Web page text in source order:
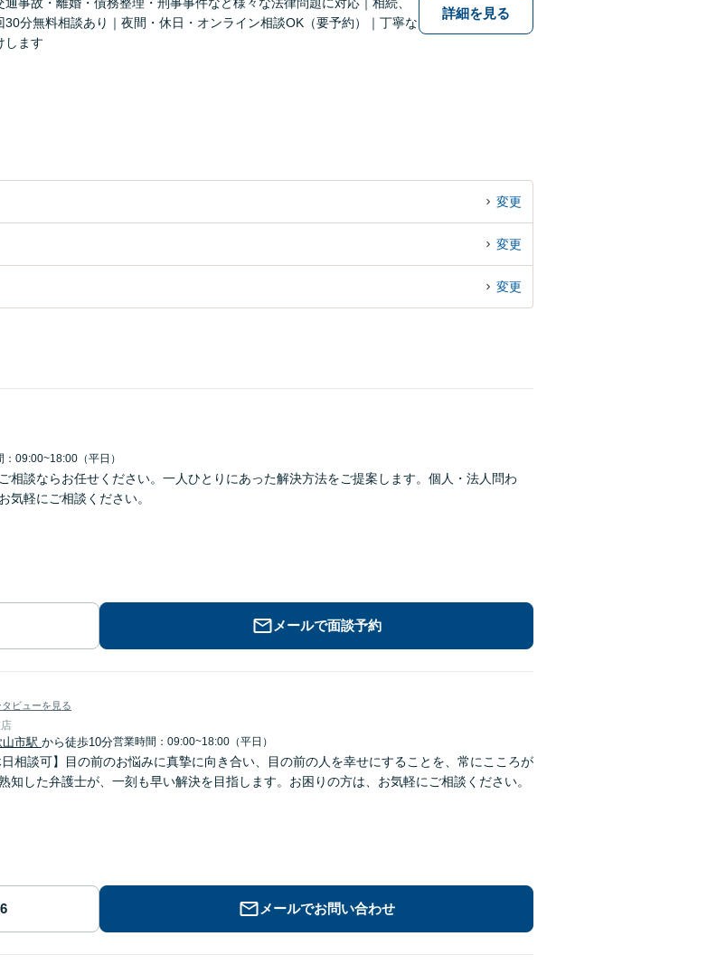
分無料相談あり｜夜間・休日・オンライン相談OK（要予約）｜丁寧な
します
詳細を見る
変更
変更
変更
：09:00~18:00（平日）
相談ならお任せください。一人ひとりにあった解決方法をご提案します。個人・法人問わ
気軽にご相談ください。
メールで面談予約
タビューを見る
市駅 から徒歩10分営業時間：09:00~18:00（平日）
日相談可】目の前のお悩みに真摯に向き合い、目の前の人を幸せにすることを、常にこころが
知した弁護士が、一刻も早い解決を目指します。お困りの方は、お気軽にご相談ください。
メールでお問い合わせ